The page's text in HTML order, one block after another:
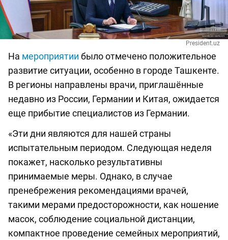
President.uz
На мероприятии было отмечено положительное
развитие ситуации, особенно в городе Ташкенте.
В регионы направлены врачи, приглашённые
недавно из России, Германии и Китая, ожидается
еще прибытие специалистов из Германии.
«Эти дни являются для нашей страны
испытательным периодом. Следующая неделя
покажет, насколько результативны
принимаемые меры. Однако, в случае
пренебрежения рекомендациями врачей,
такими мерами предосторожности, как ношение
масок, соблюдение социальной дистанции,
компактное проведение семейных мероприятий,